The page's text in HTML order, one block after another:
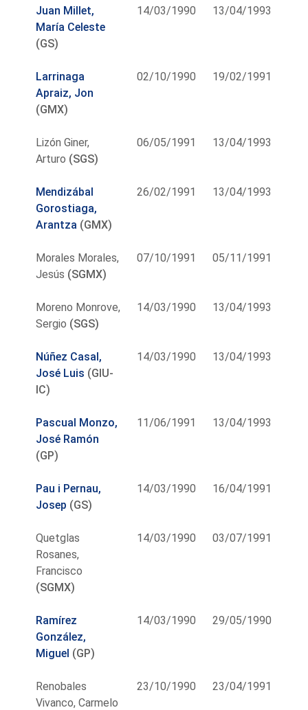
Juan Millet,
María Celeste
(GS)
14/03/1990 13/04/1993
Larrinaga
Apraiz, Jon
(GMX)
02/10/1990 19/02/1991
Lizón Giner,
Arturo (SGS)
06/05/1991 13/04/1993
Mendizábal
Gorostiaga,
Arantza (GMX)
26/02/1991 13/04/1993
Morales Morales,
Jesús (SGMX)
07/10/1991 05/11/1991
Moreno Monrove,
Sergio (SGS)
14/03/1990 13/04/1993
Núñez Casal,
José Luis (GIU-
IC)
14/03/1990 13/04/1993
Pascual Monzo,
José Ramón
(GP)
11/06/1991 13/04/1993
Pau i Pernau,
Josep (GS)
14/03/1990 16/04/1991
Quetglas
Rosanes,
Francisco
(SGMX)
14/03/1990 03/07/1991
Ramírez
González,
Miguel (GP)
14/03/1990 29/05/1990
Renobales
Vivanco, Carmelo
23/10/1990 23/04/1991